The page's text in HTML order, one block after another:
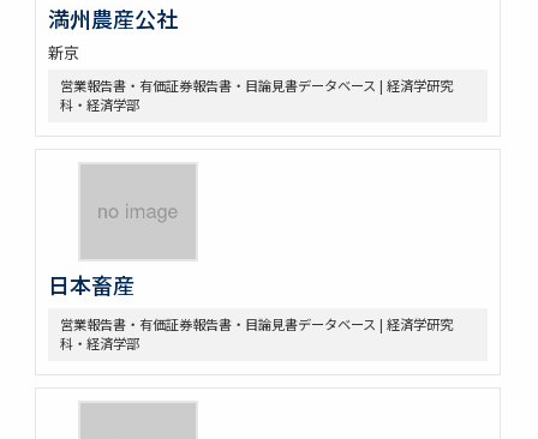
満州農産公社
新京
営業報告書・有価証券報告書・目論見書データベース | 経済学研究
科・経済学部
日本畜産
営業報告書・有価証券報告書・目論見書データベース | 経済学研究
科・経済学部